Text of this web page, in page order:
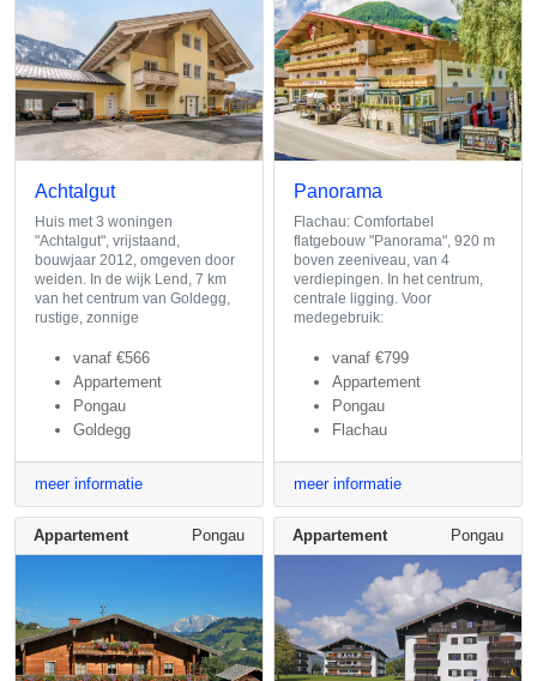
Achtalgut
Huis met 3 woningen
"Achtalgut", vrijstaand,
bouwjaar 2012, omgeven door
weiden. In de wijk Lend, 7 km
van het centrum van Goldegg,
rustige, zonnige
vanaf €566
Appartement
Pongau
Goldegg
meer informatie
Panorama
Flachau: Comfortabel
flatgebouw "Panorama", 920 m
boven zeeniveau, van 4
verdiepingen. In het centrum,
centrale ligging. Voor
medegebruik:
vanaf €799
Appartement
Pongau
Flachau
meer informatie
Appartement Pongau Appartement Pongau